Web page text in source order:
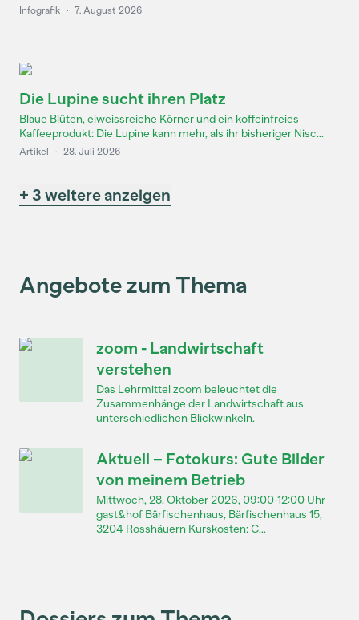
Infografik · 7. August 2026
Die Lupine sucht ihren Platz
Blaue Blüten, eiweissreiche Körner und ein koffeinfreies
Kaffeeprodukt: Die Lupine kann mehr, als ihr bisheriger Nisc...
Artikel · 28. Juli 2026
+ 3 weitere anzeigen
Angebote zum Thema
zoom - Landwirtschaft
verstehen
Das Lehrmittel zoom beleuchtet die
Zusammenhänge der Landwirtschaft aus
unterschiedlichen Blickwinkeln.
Aktuell – Fotokurs: Gute Bilder
von meinem Betrieb
Mittwoch, 28. Oktober 2026, 09:00-12:00 Uhr
gast&hof Bärfischenhaus, Bärfischenhaus 15,
3204 Rosshäuern Kurskosten: C...